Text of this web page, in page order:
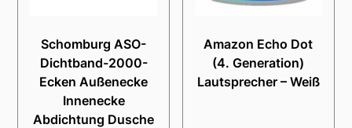
Schomburg ASO-
Dichtband-2000-
Ecken Außenecke
Innenecke
Abdichtung Dusche
Amazon Echo Dot
(4. Generation)
Lautsprecher – Weiß